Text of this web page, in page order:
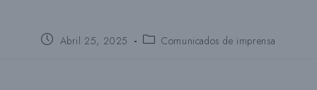
Publica:Abril 25, 2025
PublicaComunicados de imprensa